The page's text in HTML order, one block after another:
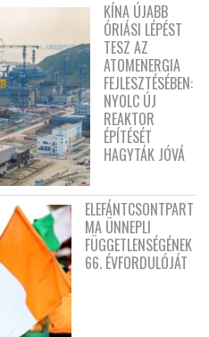
KÍNA ÚJABB
ÓRIÁSI LÉPÉST
TESZ AZ
ATOMENERGIA
FEJLESZTÉSÉBEN:
NYOLC ÚJ
REAKTOR
ÉPÍTÉSÉT
HAGYTÁK JÓVÁ
ELEFÁNTCSONTPART
MA ÜNNEPLI
FÜGGETLENSÉGÉNEK
66. ÉVFORDULÓJÁT